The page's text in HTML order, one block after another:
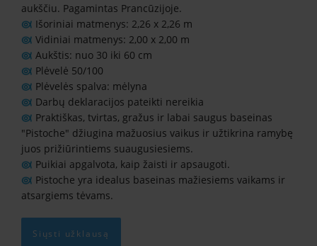
aukščiu. Pagamintas Prancūzijoje.
Išoriniai matmenys: 2,26 x 2,26 m
Vidiniai matmenys: 2,00 x 2,00 m
Aukštis: nuo 30 iki 60 cm
Plėvelė 50/100
Plėvelės spalva: mėlyna
Darbų deklaracijos pateikti nereikia
Praktiškas, tvirtas, gražus ir labai saugus baseinas
"Pistoche" džiugina mažuosius vaikus ir užtikrina ramybę
juos prižiūrintiems suaugusiesiems.
Puikiai apgalvota, kaip žaisti ir apsaugoti.
Pistoche yra idealus baseinas mažiesiems vaikams ir
atsargiems tėvams.
Siųsti užklausą